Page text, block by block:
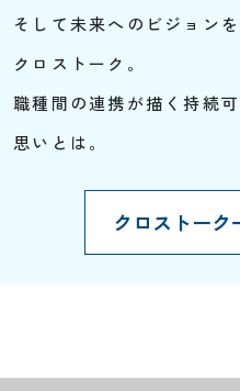
そして未来へのビジョン
クロストーク。
職種間の連携が描く持続
思いとは。
クロストーク